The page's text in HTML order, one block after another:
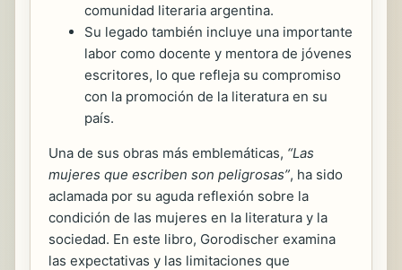
comunidad literaria argentina.
Su legado también incluye una importante
labor como docente y mentora de jóvenes
escritores, lo que refleja su compromiso
con la promoción de la literatura en su
país.
Una de sus obras más emblemáticas, “Las
mujeres que escriben son peligrosas”, ha sido
aclamada por su aguda reflexión sobre la
condición de las mujeres en la literatura y la
sociedad. En este libro, Gorodischer examina
las expectativas y las limitaciones que